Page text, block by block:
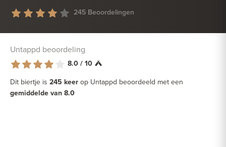
245 Beoordelingen
Untappd beoordeling
8.0 / 10
Dit biertje is 245 keer op Untappd beoordeeld met een
gemiddelde van 8.0